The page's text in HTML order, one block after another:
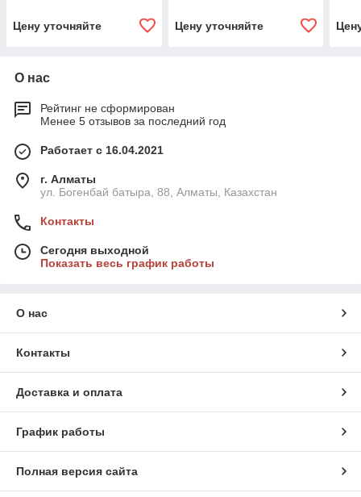
Цену уточняйте Цену уточняйте
О нас
Рейтинг не сформирован
Менее 5 отзывов за последний год
Работает с 16.04.2021
г. Алматы
ул. Богенбай батыра, 88, Алматы, Казахстан
Контакты
Сегодня выходной
Показать весь график работы
О нас
Контакты
Доставка и оплата
График работы
Полная версия сайта